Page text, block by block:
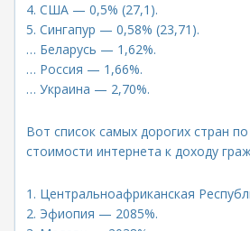
4. США — 0,5% (27,1).
5. Сингапур — 0,58% (23,71).
… Беларусь — 1,62%.
… Россия — 1,66%.
… Украина — 2,70%.
Вот список самых дорогих стран
стоимости интернета к доходу
1. Центральноафриканская
2. Эфиопия — 2085%.